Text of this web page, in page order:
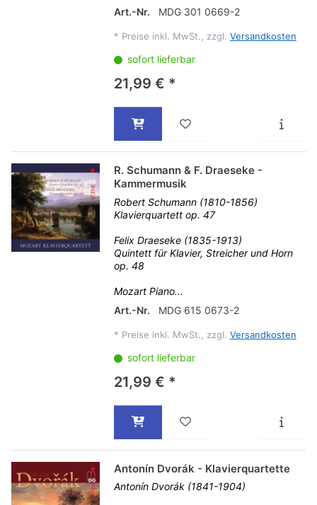
Art.-Nr.
MDG 301 0669-2
* Preise inkl. MwSt., zzgl. Versandkosten
sofort lieferbar
21,99 € *
R. Schumann & F. Draeseke -
Kammermusik
Robert Schumann (1810-1856)
Klavierquartett op. 47
Felix Draeseke (1835-1913)
Quintett für Klavier, Streicher und Horn
op. 48
Mozart Piano...
Art.-Nr.
MDG 615 0673-2
* Preise inkl. MwSt., zzgl. Versandkosten
sofort lieferbar
21,99 € *
Antonín Dvorák - Klavierquartette
Antonín Dvorák (1841-1904)